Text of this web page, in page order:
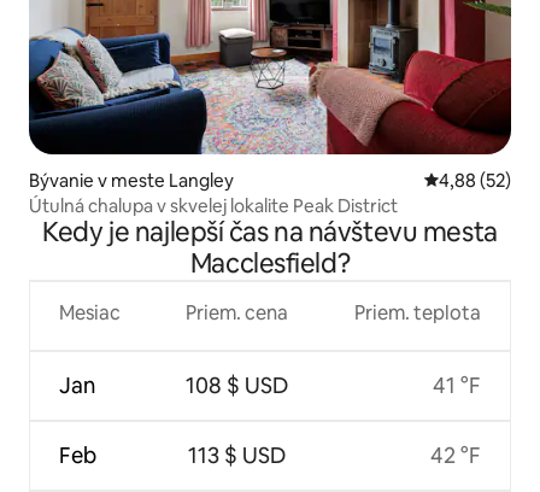
Bývanie v meste Langley Priemerné
4,88 (52)
Útulná chalupa v skvelej lokalite Peak District
Kedy je najlepší čas na návštevu mesta
Macclesfield?
Mesiac
Jan
Feb
Priem. cena
108 $ USD
113 $ USD
Priem. teplota
41 °F
42 °F